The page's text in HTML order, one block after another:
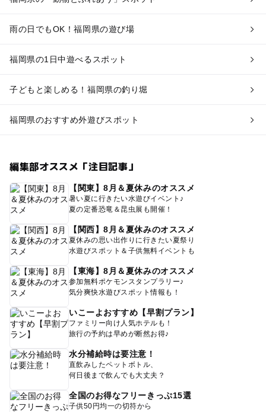
雨の日でもOK！福岡県の遊び場
福岡県の1日中遊べるスポット
子どもと楽しめる！福岡県の釣り堀
福岡県のおすすめ外遊びスポット
編集部オススメ「注目記事」
【関東】8月＆夏休みのオススメ
暑い夏に行きたい水遊びイベント♪
夏の定番恐竜＆昆虫展も開催！
【関西】8月＆夏休みのオススメ
夏休みの思い出作りに行きたい夏祭り
水遊びスポット＆子供無料イベントも
【東海】8月＆夏休みのオススメ
参加無料ポケモンスタンプラリー♪
気分爽快水遊びスポット情報も！
いこーよおすすめ【早割プラン】
ファミリー向け人気ホテルも！
旅行の予約は早めが断然お得♪
水分補給時は要注意！
直飲みしたペットボトル、
何日後まで飲んでも大丈夫？
全国のお得なフリーきっぷ15選
子供50円均一の切符から